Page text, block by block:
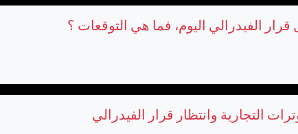
الفيدرالي اليوم، فما هي التوقعات ؟
التجارية وانتظار قرار الفيدرالي